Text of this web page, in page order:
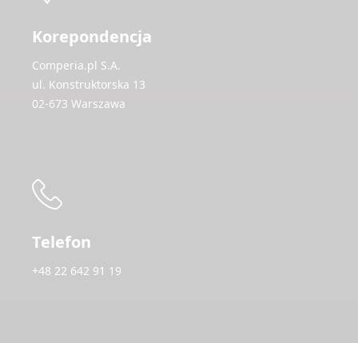
Korepondencja
Comperia.pl S.A.
ul. Konstruktorska 13
02-673 Warszawa
Telefon
+48 22 642 91 19